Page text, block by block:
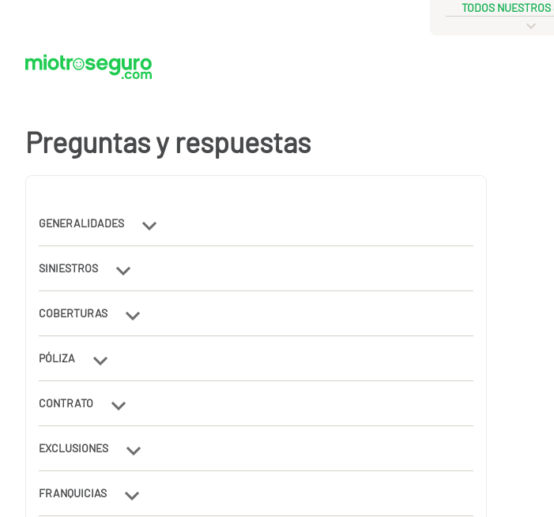
TODOS NUESTROS
Preguntas y respuestas
GENERALIDADES
SINIESTROS
COBERTURAS
PÓLIZA
CONTRATO
EXCLUSIONES
FRANQUICIAS